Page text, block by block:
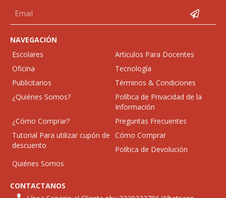
NAVEGACIÓN
Escolares
Articulos Para Docentes
Oficina
Tecnología
Publicitarios
Términos & Condiciones
¿Quiénes Somos?
Política de Privacidad de la
Información
¿Cómo Comprar?
Preguntas Frecuentes
Tutorial Para utilizar cupón de
descuento
Cómo Comprar
Política de Devolución
Quiénes Somos
CONTACTANOS